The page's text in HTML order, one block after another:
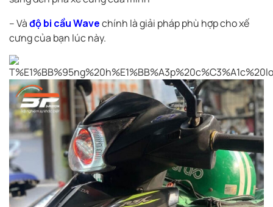
– Vàđộ bi cầu Wavechính là giải pháp phù hợp cho xế
cưng của bạn lúc này.